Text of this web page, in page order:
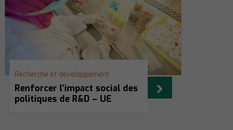
Recherche et développement
Renforcer l’impact social des
politiques de R&D – UE